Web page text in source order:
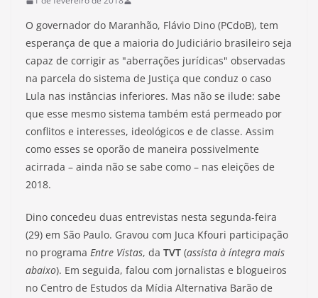
O governador do Maranhão, Flávio Dino (PCdoB), tem
esperança de que a maioria do Judiciário brasileiro seja
capaz de corrigir as "aberrações jurídicas" observadas
na parcela do sistema de Justiça que conduz o caso
Lula nas instâncias inferiores. Mas não se ilude: sabe
que esse mesmo sistema também está permeado por
conflitos e interesses, ideológicos e de classe. Assim
como esses se oporão de maneira possivelmente
acirrada – ainda não se sabe como – nas eleições de
2018.
Dino concedeu duas entrevistas nesta segunda-feira
(29) em São Paulo. Gravou com Juca Kfouri participação
no programa Entre Vistas, da TVT (assista à íntegra mais
abaixo). Em seguida, falou com jornalistas e blogueiros
no Centro de Estudos da Mídia Alternativa Barão de